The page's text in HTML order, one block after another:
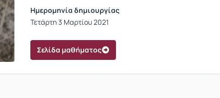
Ημερομηνία δημιουργίας
Τετάρτη 3 Μαρτίου 2021
Σελίδα μαθήματος